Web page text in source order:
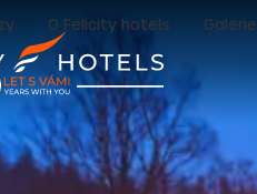
O Felicity hotels Galerie